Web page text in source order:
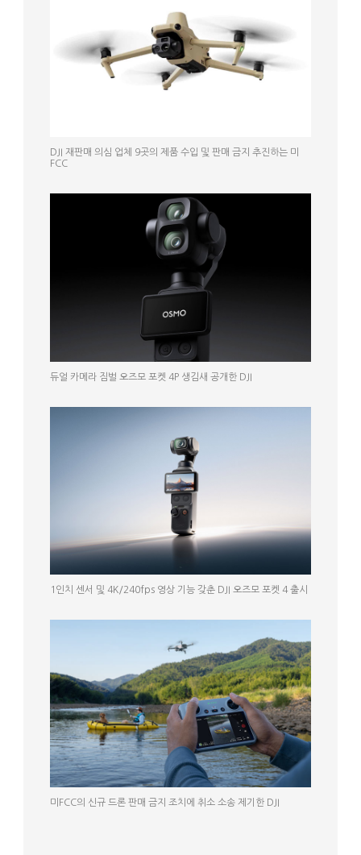
DJI 재판매 의심 업체 9곳의 제품 수입 및 판매 금지 추진하는 미
FCC
듀얼 카메라 짐벌 오즈모 포켓 4P 생김새 공개한 DJI
1인치 센서 및 4K/240fps 영상 기능 갖춘 DJI 오즈모 포켓 4 출시
미FCC의 신규 드론 판매 금지 조치에 취소 소송 제기한 DJI